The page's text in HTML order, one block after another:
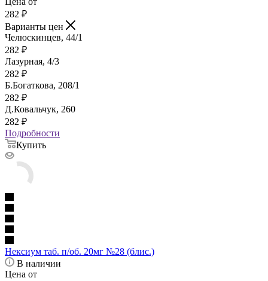
282 ₽
Варианты цен
Челюскинцев, 44/1
282 ₽
Лазурная, 4/3
282 ₽
Б.Богаткова, 208/1
282 ₽
Д.Ковальчук, 260
282 ₽
Подробности
Купить
Нексиум таб. п/об. 20мг №28 (блис.)
В наличии
Цена от